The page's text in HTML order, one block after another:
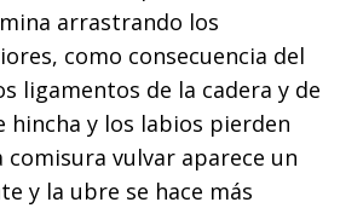
arrastrando los
como consecuencia del
ligamentos de la cadera y de
hincha y los labios pierden
comisura vulvar aparece un
y la ubre se hace más